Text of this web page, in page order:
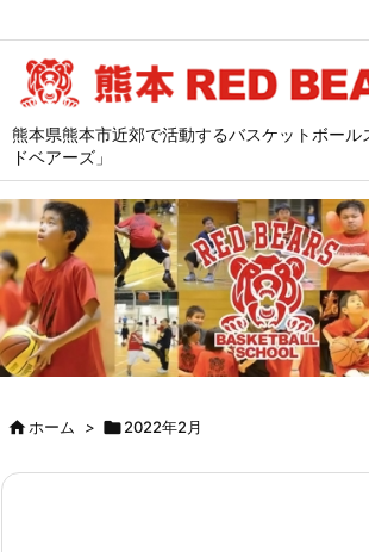
熊本県熊本市近郊で活動するバスケットボール
ドベアーズ」
ホーム > 2022年2月